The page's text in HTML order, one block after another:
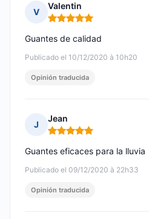
V
Valentin
Nota: 5 de 5
Publicado el 10/12/2020 à 10h20
Guantes de calidad
Opinión traducida
J
Jean
Nota: 5 de 5
Publicado el 09/12/2020 à 22h33
Guantes eficaces para la lluvia
Opinión traducida